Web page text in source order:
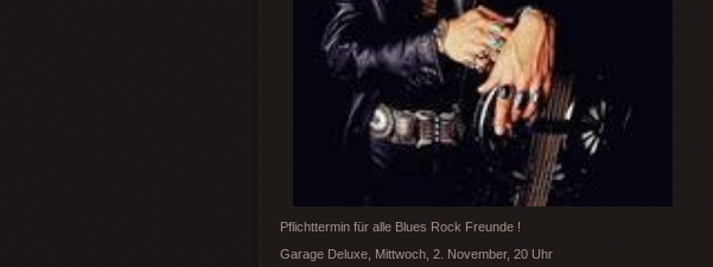
Pflichttermin für alle Blues Rock Freunde !
Garage Deluxe, Mittwoch, 2. November, 20 Uhr